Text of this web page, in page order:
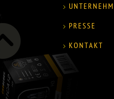
PRESSE
KONTAKT